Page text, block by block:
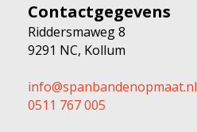
Contactgegevens
Riddersmaweg 8
9291 NC, Kollum
info@spanbandenopmaat.nl
0511 767 005